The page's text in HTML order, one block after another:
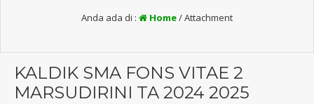
Anda ada di : Home/ Attachment
KALDIK SMA FONS VITAE 2
MARSUDIRINI TA 2024 2025